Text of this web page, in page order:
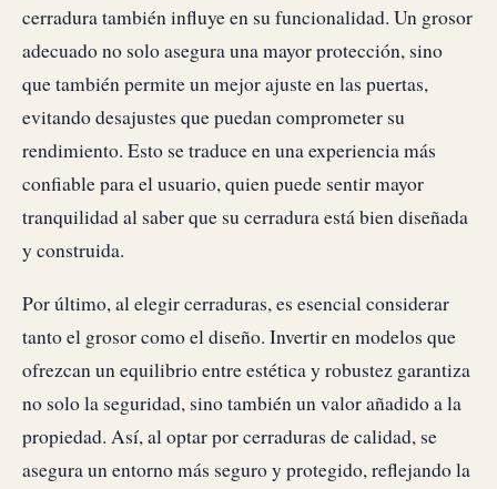
cerradura también influye en su funcionalidad. Un grosor
adecuado no solo asegura una mayor protección, sino
que también permite un mejor ajuste en las puertas,
evitando desajustes que puedan comprometer su
rendimiento. Esto se traduce en una experiencia más
confiable para el usuario, quien puede sentir mayor
tranquilidad al saber que su cerradura está bien diseñada
y construida.
Por último, al elegir cerraduras, es esencial considerar
tanto el grosor como el diseño. Invertir en modelos que
ofrezcan un equilibrio entre estética y robustez garantiza
no solo la seguridad, sino también un valor añadido a la
propiedad. Así, al optar por cerraduras de calidad, se
asegura un entorno más seguro y protegido, reflejando la